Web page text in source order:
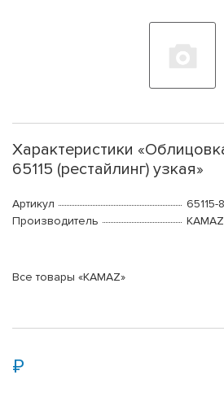
Характеристики
65115 (рестайлинг) узкая»
Артикул
65115-
Производитель
KAMAZ
Все товары «KAMAZ»